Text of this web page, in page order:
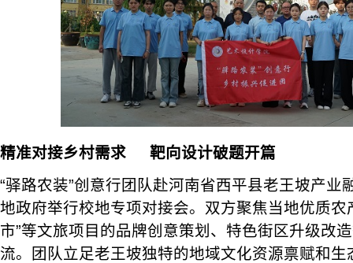
精准对接乡村需求
靶向设计破题开篇
“驿路农装”创意行团队赴河南省西平县老王坡产业
地政府举行校地专项对接会。双方聚焦当地优质农
市”等文旅项目的品牌创意策划、特色街区升级改
流。团队立足老王坡独特的地域文化资源禀赋和